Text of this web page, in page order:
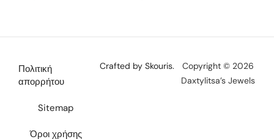
Πολιτική
απορρήτου
Sitemap
Όροι χρήσης
Crafted by Skouris.
Copyright © 2026
Daxtylitsa’s Jewels